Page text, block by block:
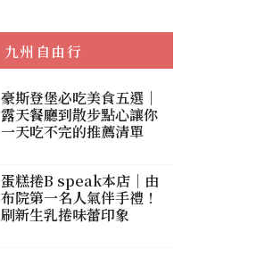
九州自由行
豪斯登堡必吃美食五選｜
露天餐廳到散步點心讓你
一天吃不完的推薦清單
蛋糕捲B speak本店｜由
布院第一名人氣伴手禮！
刷新生乳捲味蕾印象